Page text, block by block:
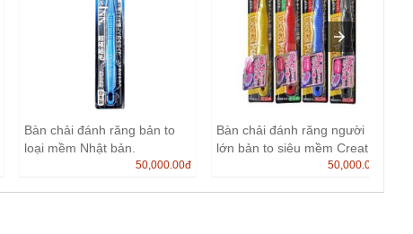
Bàn chải đánh răng bản to
loại mềm Nhật bản.
50,000.00đ
Bàn chải đánh răng người
lớn bản to siêu mềm Creat...
50,000.00